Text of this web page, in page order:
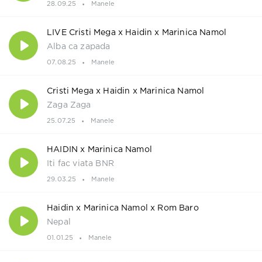
28.09.25 Manele
LIVE Cristi Mega x Haidin x Marinica Namol
Alba ca zapada
07.08.25 Manele
Cristi Mega x Haidin x Marinica Namol
Zaga Zaga
25.07.25 Manele
HAIDIN x Marinica Namol
Iti fac viata BNR
29.03.25 Manele
Haidin x Marinica Namol x Rom Baro
Nepal
01.01.25 Manele